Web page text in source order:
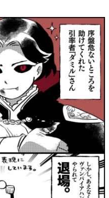
語
スボス」… ゲームにまつわる言葉
コンピューター文化史研究家・タ